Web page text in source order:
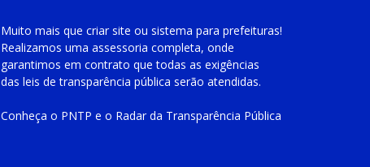
Muito mais que criar site ou sistema para prefeituras!
Realizamos uma assessoria completa, onde
garantimos em contrato que todas as exigências
das leis de transparência pública serão atendidas.
Conheça o PNTP e o Radar da Transparência Pública